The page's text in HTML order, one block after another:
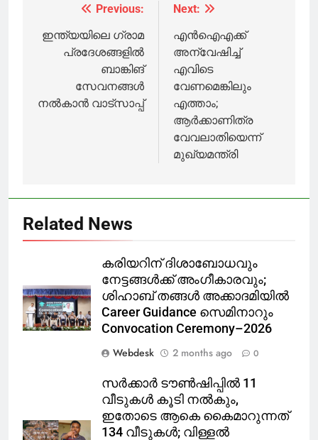
തീരുമാനം
പെന്‍ഷന്‍ ഈ
അവസാനം
വിതരണം
ചെയ്യും:
മുഖ്യമന്ത്രി
navigation
Previous:
ഇന്ത്യയിലെ ഗ്രാമ
പ്രദേശങ്ങളിൽ
ബാങ്കിങ്
സേവനങ്ങൾ
നൽകാൻ വാട്‍സാപ്പ്
Next:
എൻഐഎക്ക്
അന്വേഷിച്ച്
എവിടെ
വേണമെങ്കിലും
എത്താം;
ആർക്കാണിത്ര
വേവലാതിയെന്ന്
മുഖ്യമന്ത്രി
Related News
കരിയറിന് ദിശാബോധവും
നേട്ടങ്ങൾക്ക് അംഗീകാരവും;
ശിഹാബ് തങ്ങൾ അക്കാദമിയിൽ
Career Guidance സെമിനാറും
Convocation Ceremony–2026
Webdesk
2 months ago 0
സർക്കാർ ടൗൺഷിപ്പിൽ 11
വീടുകൾ കൂടി നൽകും,
ഇതോടെ ആകെ കൈമാറുന്നത്
134 വീടുകൾ; വിള്ളൽ